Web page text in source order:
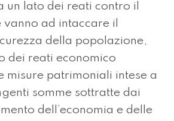
un lato dei reati contro il
vanno ad intaccare il
della popolazione,
dei reati economico
misure patrimoniali intese a
somme sottratte dai
dell’economia e delle